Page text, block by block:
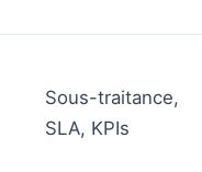
Sous-traitance,
SLA, KPIs